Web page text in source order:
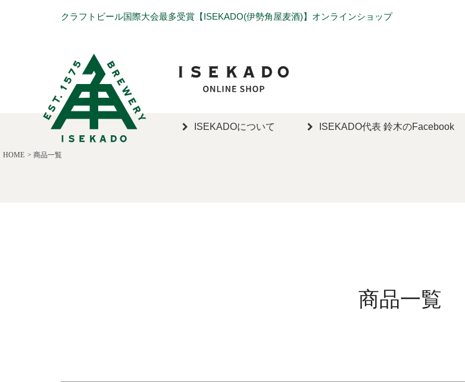
クラフトビール国際大会最多受賞【ISEKADO(伊勢角屋麦酒)】オンラインショップ
ISEKADOについて ISEKADO代表 鈴木のFacebook
HOME 商品一覧
商品一覧
キーワード
レビュー順